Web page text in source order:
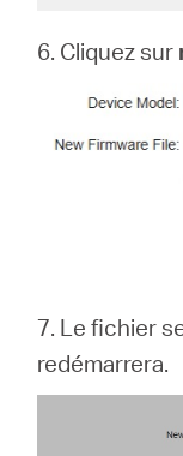
6. Cliquez sur
7. Le fichier
redémarrera.